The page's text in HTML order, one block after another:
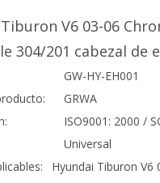
V6 03-06
304/201 cabezal de
GW-HY-EH001
GRWA
ISO9001: 2000 /
Universal
Hyundai Tiburon V6